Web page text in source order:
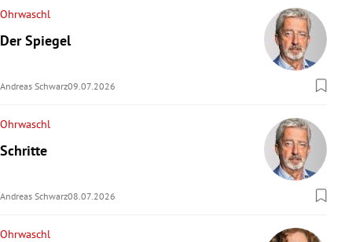
Ohrwaschl
Der Spiegel
Andreas Schwarz09.07.2026
Ohrwaschl
Schritte
Andreas Schwarz08.07.2026
Ohrwaschl